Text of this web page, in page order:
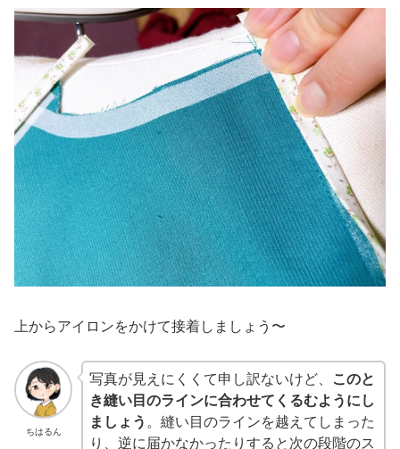
上からアイロンをかけて接着しましょう〜
ちはるん
写真が見えにくくて申し訳ないけど、
このと
き縫い目のラインに合わせてくるむようにし
ましょう 。縫い目のラインを越えてしまった
り、逆に届かなかったりすると次の段階のス